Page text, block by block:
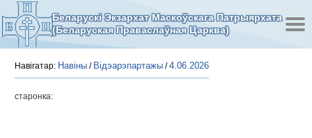
Беларускі Экзархат Маскоўскага Патрыярхата
(Беларуская Праваслаўная Царква)
Навігатар: Навіны / Відэарэпартажы /4.06.2026
старонка: